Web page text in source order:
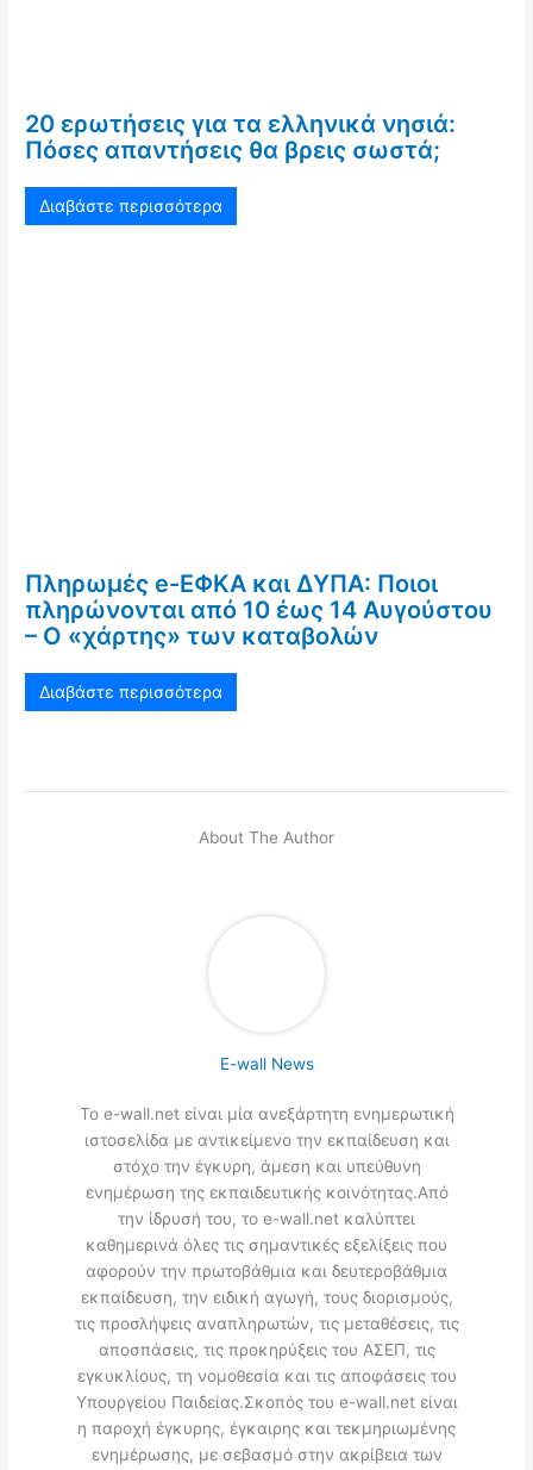
20 ερωτήσεις για τα ελληνικά νησιά:
Πόσες απαντήσεις θα βρεις σωστά;
Διαβάστε περισσότερα
Πληρωμές e-ΕΦΚΑ και ΔΥΠΑ: Ποιοι
πληρώνονται από 10 έως 14 Αυγούστου
– Ο «χάρτης» των καταβολών
Διαβάστε περισσότερα
About The Author
E-wall News
Το e-wall.net είναι μία ανεξάρτητη ενημερωτική
ιστοσελίδα με αντικείμενο την εκπαίδευση και
στόχο την έγκυρη, άμεση και υπεύθυνη
ενημέρωση της εκπαιδευτικής κοινότητας.Από
την ίδρυσή του, το e-wall.net καλύπτει
καθημερινά όλες τις σημαντικές εξελίξεις που
αφορούν την πρωτοβάθμια και δευτεροβάθμια
εκπαίδευση, την ειδική αγωγή, τους διορισμούς,
τις προσλήψεις αναπληρωτών, τις μεταθέσεις, τις
αποσπάσεις, τις προκηρύξεις του ΑΣΕΠ, τις
εγκυκλίους, τη νομοθεσία και τις αποφάσεις του
Υπουργείου Παιδείας.Σκοπός του e-wall.net είναι
η παροχή έγκυρης, έγκαιρης και τεκμηριωμένης
ενημέρωσης, με σεβασμό στην ακρίβεια των